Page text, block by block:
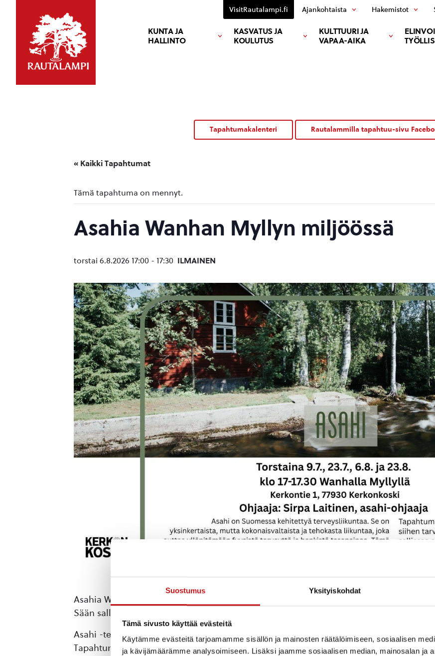
Suostumus Yksityiskohdat
Tämä sivusto käyttää evästeitä
Käytämme evästeitä tarjoamamme sisällön ja mainosten räätälöimiseen, sosiaalisen
ja kävijämäärämme analysoimiseen. Lisäksi jaamme sosiaalisen median, mainosalan ja
KUNTA JA
HALLINTO
KASVATUS JA
KOULUTUS
KULTTUURI JA
VAPAA-AIKA
VisitRautalampi.fi Ajankohtaista Hakemistot
Tapahtumakalenteri Rautalammilla tapahtuu-sivu
« Kaikki Tapahtumat
Tämä tapahtuma on mennyt.
Asahia Wanhan Myllyn miljöössä
torstai 6.8.2026 17:00 - 17:30 ILMAINEN
Asahia Wanhan Myllyn miljöössä torstaina 9.7., 23.7., 6.8. ja 20.8. klo 17-17.30.
Sään salliessa ulkona.
Asahi -terveysliikunta on lempeä liikuntamuoto, joka sopii kaikille. Mukaan saa tulla
Tapahtuma on maksuton.